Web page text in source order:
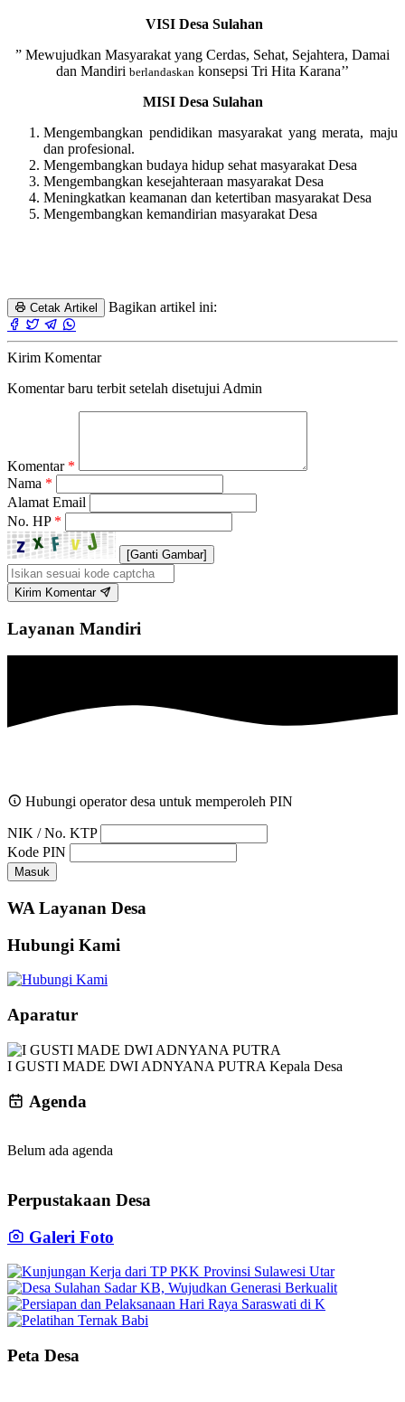
VISI Desa Sulahan
” Mewujudkan Masyarakat yang Cerdas, Sehat, Sejahtera, Damai
dan Mandiri berlandaskan konsepsi Tri Hita Karana’’
MISI Desa Sulahan
Mengembangkan pendidikan masyarakat yang merata, maju
dan profesional.
Mengembangkan budaya hidup sehat masyarakat Desa
Mengembangkan kesejahteraan masyarakat Desa
Meningkatkan keamanan dan ketertiban masyarakat Desa
Mengembangkan kemandirian masyarakat Desa
Cetak Artikel Bagikan artikel ini:
Kirim Komentar
Komentar baru terbit setelah disetujui Admin
Komentar *
Nama *
Alamat Email
No. HP *
[Ganti Gambar]
Kirim Komentar
Layanan Mandiri
Hubungi operator desa untuk memperoleh PIN
NIK / No. KTP
Kode PIN
Masuk
WA Layanan Desa
Hubungi Kami
Aparatur
I GUSTI MADE DWI ADNYANA PUTRA Kepala Desa
Agenda
Belum ada agenda
Perpustakaan Desa
Galeri Foto
Peta Desa